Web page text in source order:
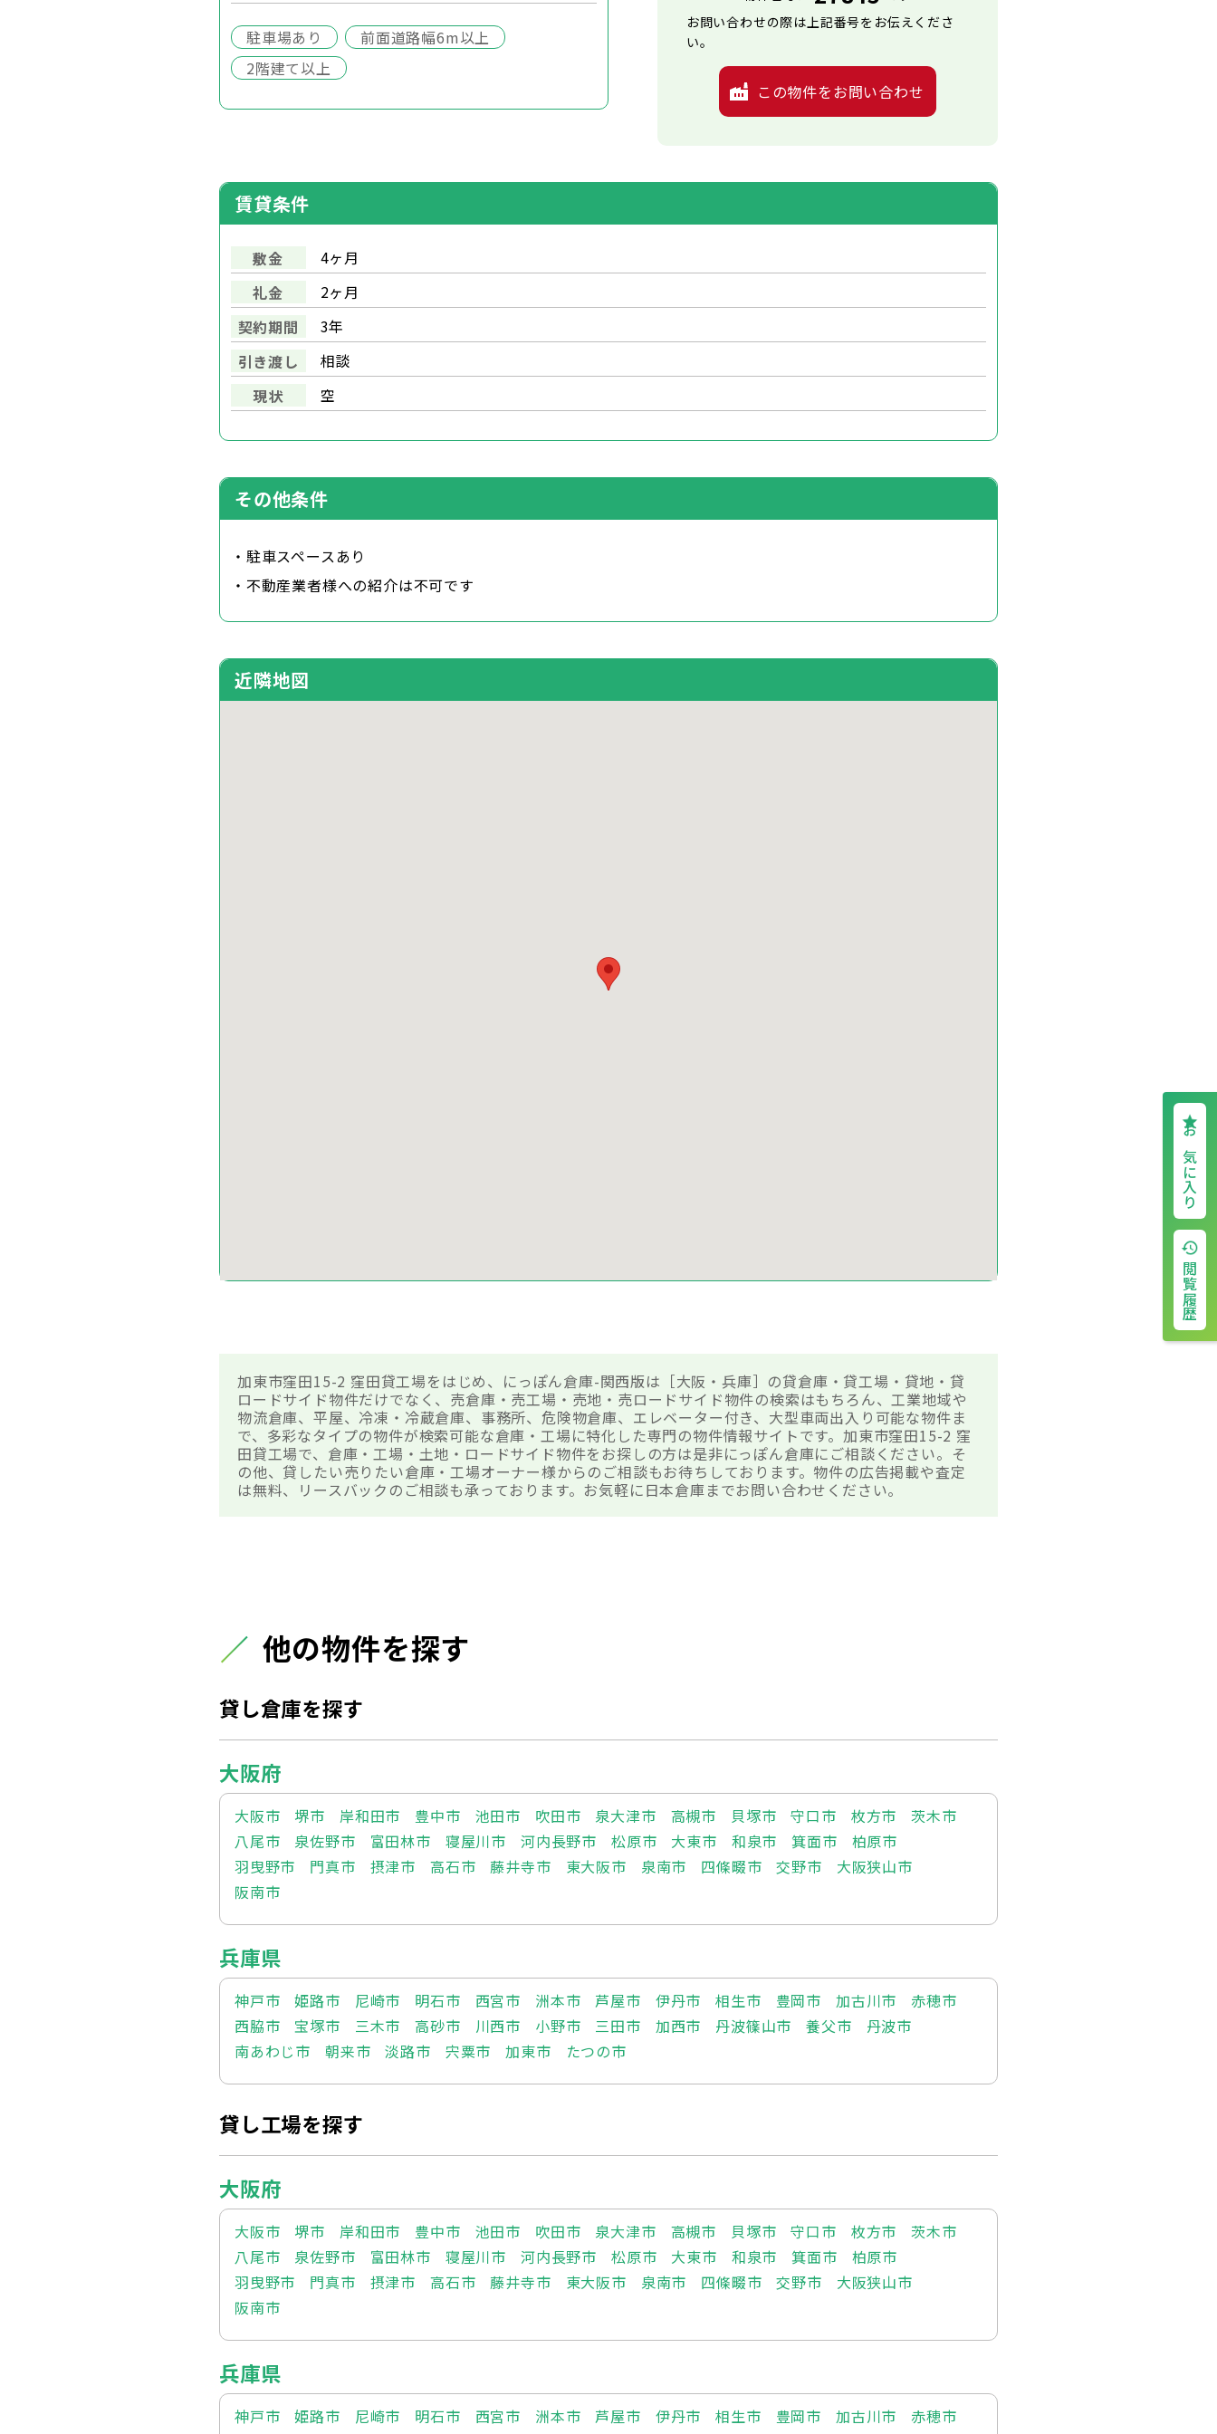
お気に入り
閲覧履歴
駐車場あり
前面道路幅6m以上
2階建て以上
お問い合わせの際は上記番号をお伝えくださ
い。
この物件をお問い合わせ
賃貸条件
敷金
4ヶ月
礼金
2ヶ月
契約期間
3年
引き渡し
相談
現状
空
その他条件
・駐車スペースあり
・不動産業者様への紹介は不可です
近隣地図
加東市窪田15-2 窪田貸工場をはじめ、にっぽん倉庫-関西版は［大阪・兵庫］の貸倉庫・貸工場・貸地・貸
ロードサイド物件だけでなく、売倉庫・売工場・売地・売ロードサイド物件の検索はもちろん、工業地域や
物流倉庫、平屋、冷凍・冷蔵倉庫、事務所、危険物倉庫、エレベーター付き、大型車両出入り可能な物件ま
で、多彩なタイプの物件が検索可能な倉庫・工場に特化した専門の物件情報サイトです。加東市窪田15-2 窪
田貸工場で、倉庫・工場・土地・ロードサイド物件をお探しの方は是非にっぽん倉庫にご相談ください。そ
の他、貸したい売りたい倉庫・工場オーナー様からのご相談もお待ちしております。物件の広告掲載や査定
は無料、リースバックのご相談も承っております。お気軽に日本倉庫までお問い合わせください。
他の物件を探す
貸し倉庫を探す
大阪府
大阪市 堺市 岸和田市 豊中市 池田市 吹田市 泉大津市 高槻市 貝塚市 守口市 枚方市
茨木市
八尾市
泉佐野市 富田林市 寝屋川市 河内長野市 松原市 大東市 和泉市 箕面市
柏原市
羽曳野市
門真市 摂津市 高石市 藤井寺市 東大阪市 泉南市 四條畷市 交野市
大阪狭山市
阪南市
兵庫県
神戸市 姫路市 尼崎市 明石市 西宮市 洲本市 芦屋市 伊丹市 相生市 豊岡市 加古川市
赤穂市
西脇市
宝塚市 三木市 高砂市 川西市 小野市 三田市 加西市 丹波篠山市 養父市
丹波市
南あわじ市
朝来市 淡路市 宍粟市 加東市 たつの市
貸し工場を探す
大阪府
大阪市 堺市 岸和田市 豊中市 池田市 吹田市 泉大津市 高槻市 貝塚市 守口市 枚方市
茨木市
八尾市
泉佐野市 富田林市 寝屋川市 河内長野市 松原市 大東市 和泉市 箕面市
柏原市
羽曳野市
門真市 摂津市 高石市 藤井寺市 東大阪市 泉南市 四條畷市 交野市
大阪狭山市
阪南市
兵庫県
神戸市 姫路市 尼崎市 明石市 西宮市 洲本市 芦屋市 伊丹市 相生市 豊岡市 加古川市
赤穂市